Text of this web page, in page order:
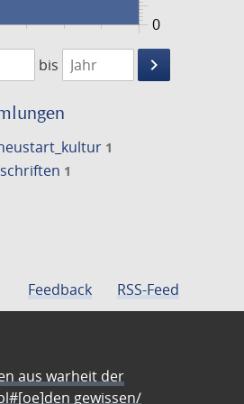
0
1475
bis
keyboard_arrow_right
Suche
1
1
Feedback RSS-Feed
aus warheit der
gewissen/